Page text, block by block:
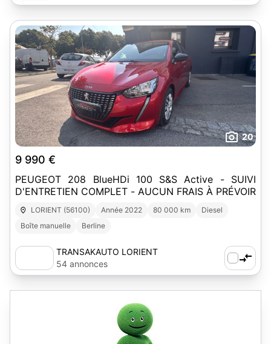
20
9 990 €
PEUGEOT 208 BlueHDi 100 S&S Active - SUIVI
D'ENTRETIEN COMPLET - AUCUN FRAIS À PRÉVOIR
LORIENT (56100) Année 2022 80 000 km
Diesel
Boîte manuelle
Berline
TRANSAKAUTO LORIENT
54 annonces